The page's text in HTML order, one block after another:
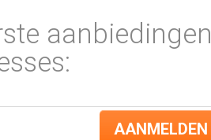
aanbiedingen
AANMELDEN